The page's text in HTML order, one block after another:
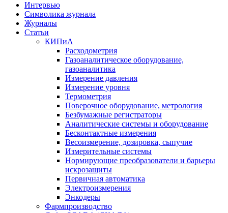
Интервью
Символика журнала
Журналы
Статьи
КИПиА
Расходометрия
Газоаналитическое оборудование,
газоаналитика
Измерение давления
Измерение уровня
Термометрия
Поверочное оборудование, метрология
Безбумажные регистраторы
Аналитические системы и оборудование
Бесконтактные измерения
Весоизмерение, дозировка, сыпучие
Измерительные системы
Нормирующие преобразователи и барьеры
искрозащиты
Первичная автоматика
Электроизмерения
Энкодеры
Фармпроизводство